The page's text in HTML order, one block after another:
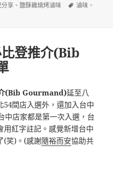
分享 、 鹽酥雞燒烤滷味
標
滷味 、
裡的老店〉
登推介(Bib
(Bib Gourmand)延至八
54間店入選外，還加入台中
中店家都是第一次入選，台
用紅字註記。感覺新增台中
(笑)。(感謝隨裕而安協助共
推介(Bib Gourmand)名單